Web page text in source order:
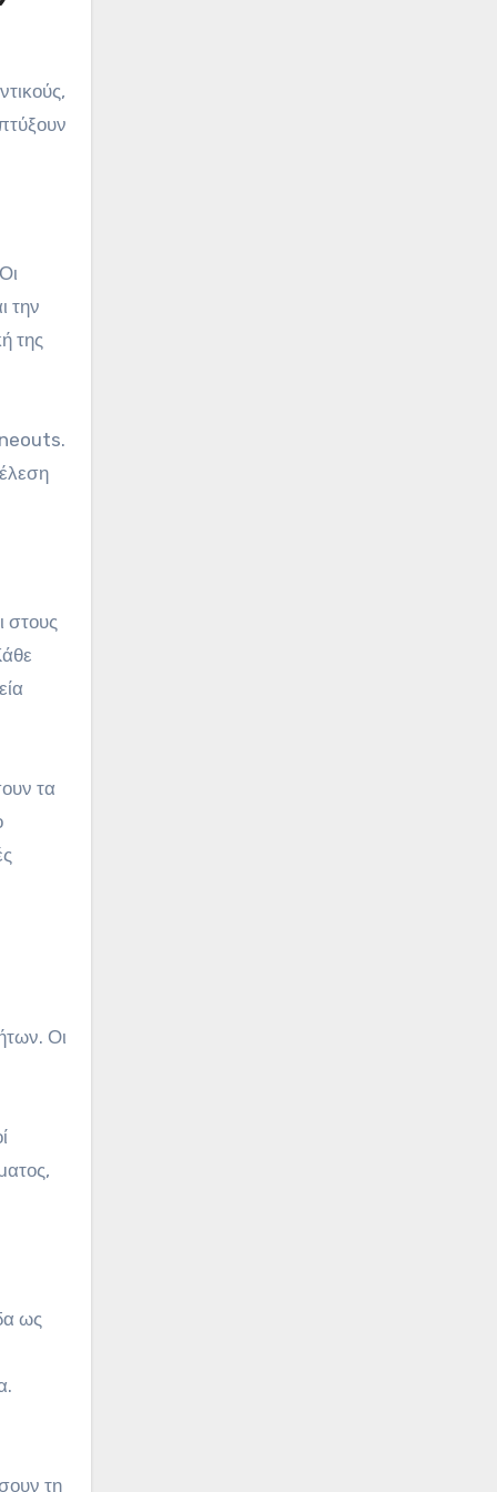
την
της
στους
τα
Οι
ως
τη